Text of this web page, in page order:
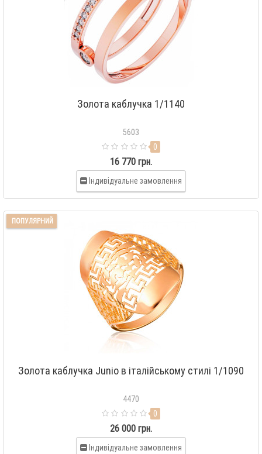
Золота каблучка 1/1140
5603
0
16 770 грн.
Індивідуальне замовлення
ПОПУЛЯРНИЙ
Золота каблучка Junio в італійському стилі 1/1090
4470
0
26 000 грн.
Індивідуальне замовлення